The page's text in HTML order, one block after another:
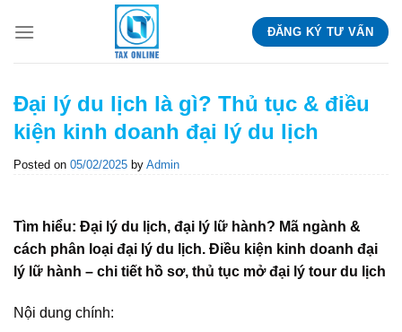
ĐĂNG KÝ TƯ VẤN
Đại lý du lịch là gì? Thủ tục & điều
kiện kinh doanh đại lý du lịch
Posted on 05/02/2025 by Admin
Tìm hiểu: Đại lý du lịch, đại lý lữ hành? Mã ngành &
cách phân loại đại lý du lịch. Điều kiện kinh doanh đại
lý lữ hành – chi tiết hồ sơ, thủ tục mở đại lý tour du lịch
Nội dung chính: